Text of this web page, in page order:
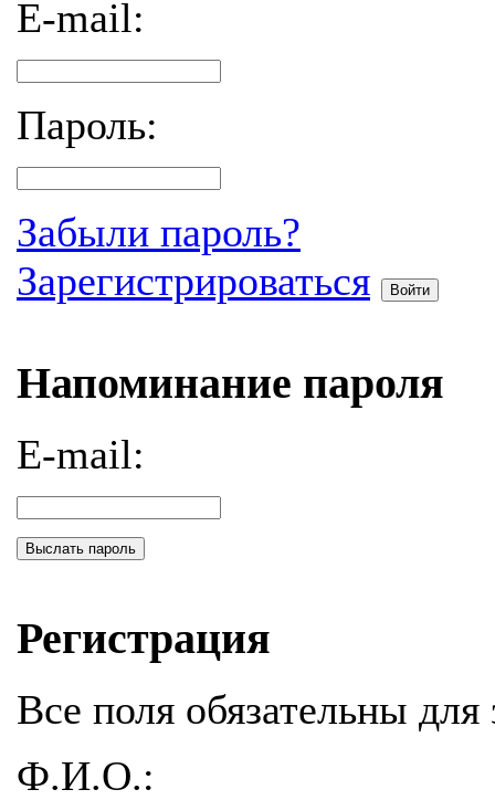
E-mail:
Пароль:
Забыли пароль?
Зарегистрироваться
Войти
Напоминание пароля
E-mail:
Выслать пароль
Регистрация
Все поля обязательны для
Ф.И.О.: